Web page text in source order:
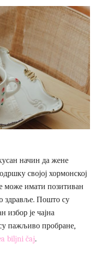
начин да жене
својој хормонској
може имати позитиван
здравље. Пошто су
избор је чајна
пажљиво пробране,
biljni čaj.